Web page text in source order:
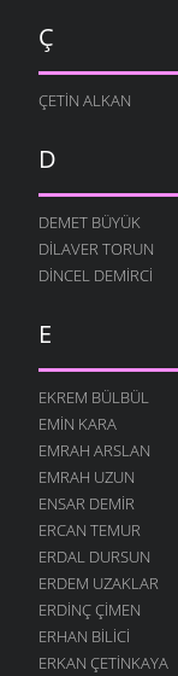
Ç
ÇETIN ALKAN
D
DEMET BÜYÜK
DILAVER TORUN
DINCEL DEMIRCI
E
EKREM BÜLBÜL
EMIN KARA
EMRAH ARSLAN
EMRAH UZUN
ENSAR DEMIR
ERCAN TEMUR
ERDAL DURSUN
ERDEM UZAKLAR
ERDINÇ ÇIMEN
ERHAN BILICI
ERKAN ÇETINKAYA